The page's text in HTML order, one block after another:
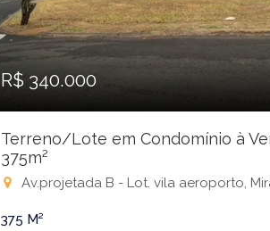
R$ 340.000
Terreno/Lote em Condomínio à
375m²
Av.projetada B - Lot. vila aeroporto, Mirassol - SP, 15136-760, SN - Condomínio Residencial
375 M²